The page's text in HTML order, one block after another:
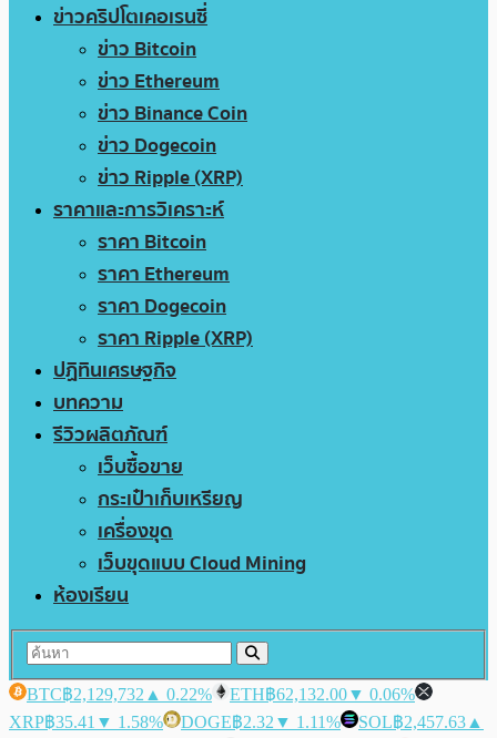
ข่าวคริปโตเคอเรนซี่
ข่าว Bitcoin
ข่าว Ethereum
ข่าว Binance Coin
ข่าว Dogecoin
ข่าว Ripple (XRP)
ราคาและการวิเคราะห์
ราคา Bitcoin
ราคา Ethereum
ราคา Dogecoin
ราคา Ripple (XRP)
ปฏิทินเศรษฐกิจ
บทความ
รีวิวผลิตภัณฑ์
เว็บซื้อขาย
กระเป๋าเก็บเหรียญ
เครื่องขุด
เว็บขุดแบบ Cloud Mining
ห้องเรียน
BTC฿2,129,732 ▲ 0.22% ETH฿62,132.00▼ 0.06%
XRP฿35.41 ▼ 1.58% DOGE฿2.32 ▼ 1.11% SOL฿2,457.63 ▲